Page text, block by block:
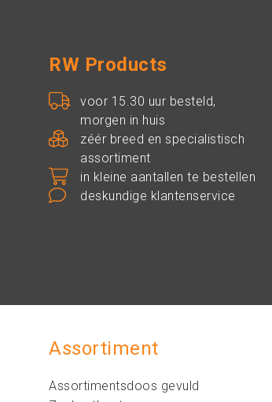
RW Products
voor 15.30 uur besteld,
morgen in huis
zéér breed en specialistisch
assortiment
in kleine aantallen te bestellen
deskundige klantenservice
Assortiment
Assortimentsdoos gevuld